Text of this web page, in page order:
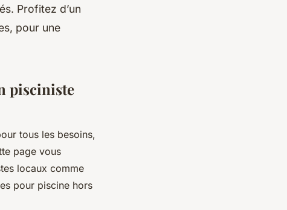
Profitez d’un
pour une
pisciniste
tous les besoins,
page vous
locaux comme
pour piscine hors